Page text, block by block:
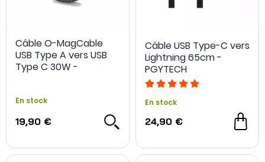
Câble O-MagCable
USB Type A vers USB
Type C 30W -
En stock
19,90 €
Câble USB Type-C vers
Lightning 65cm -
PGYTECH
En stock
24,90 €